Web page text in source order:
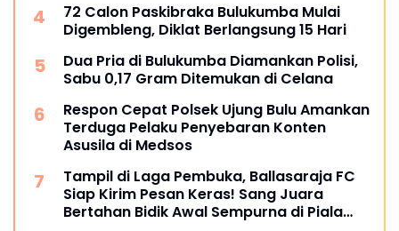
72 Calon Paskibraka Bulukumba Mulai
Digembleng, Diklat Berlangsung 15 Hari
Dua Pria di Bulukumba Diamankan Polisi,
Sabu 0,17 Gram Ditemukan di Celana
Respon Cepat Polsek Ujung Bulu Amankan
Terduga Pelaku Penyebaran Konten
Asusila di Medsos
Tampil di Laga Pembuka, Ballasaraja FC
Siap Kirim Pesan Keras! Sang Juara
Bertahan Bidik Awal Sempurna di Piala